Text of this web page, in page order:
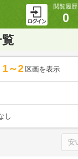
閲覧履歴
0
1～2 区画を表示
し